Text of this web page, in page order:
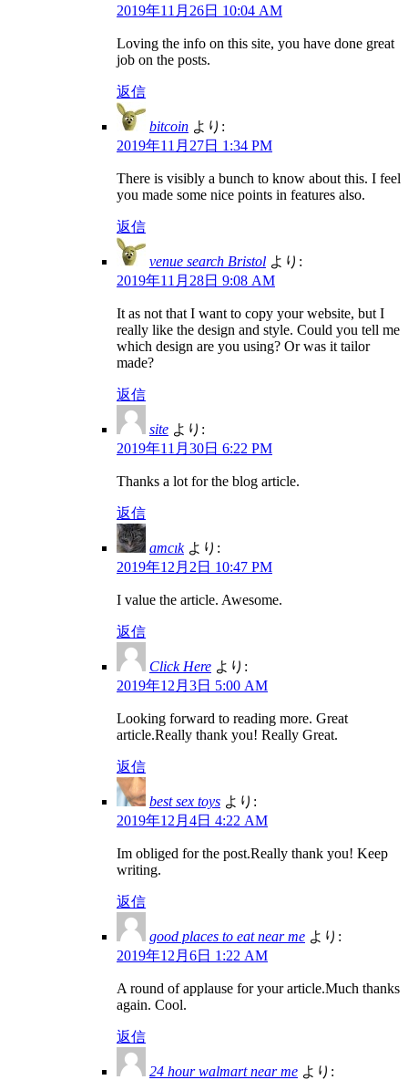
2019年11月26日 10:04 AM
Loving the info on this site, you have done great
job on the posts.
返信
bitcoin より:
2019年11月27日 1:34 PM
There is visibly a bunch to know about this. I feel
you made some nice points in features also.
返信
venue search Bristol より:
2019年11月28日 9:08 AM
It as not that I want to copy your website, but I
really like the design and style. Could you tell me
which design are you using? Or was it tailor
made?
返信
site より:
2019年11月30日 6:22 PM
Thanks a lot for the blog article.
返信
amcık より:
2019年12月2日 10:47 PM
I value the article. Awesome.
返信
Click Here より:
2019年12月3日 5:00 AM
Looking forward to reading more. Great
article.Really thank you! Really Great.
返信
best sex toys より:
2019年12月4日 4:22 AM
Im obliged for the post.Really thank you! Keep
writing.
返信
good places to eat near me より:
2019年12月6日 1:22 AM
A round of applause for your article.Much thanks
again. Cool.
返信
24 hour walmart near me より: